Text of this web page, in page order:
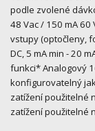
podle zvolené
48 Vac / 150 mA
vstupy (optočleny,
DC, 5 mA min - 20
funkci* Analogový
konfigurovatelný
zatížení použitelné
zatížení použitelné